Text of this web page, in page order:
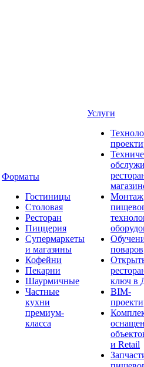
Форматы
Гостиницы
Столовая
Ресторан
Пиццерия
Супермаркеты
и магазины
Кофейни
Пекарни
Шаурмичные
Частные
кухни
премиум-
класса
Услуги
Монтаж
поваров
ключ в
BIM-
и Retail